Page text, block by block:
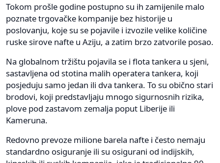
Tokom prošle godine postupno su ih zamijenile malo
poznate trgovačke kompanije bez historije u
poslovanju, koje su se pojavile i izvozile velike količine
ruske sirove nafte u Aziju, a zatim brzo zatvorile posao.
Na globalnom tržištu pojavila se i flota tankera u sjeni,
sastavljena od stotina malih operatera tankera, koji
posjeduju samo jedan ili dva tankera. To su obično stari
brodovi, koji predstavljaju mnogo sigurnosnih rizika,
plove pod zastavom zemalja poput Liberije ili
Kameruna.
Redovno prevoze milione barela nafte i često nemaju
standardno osiguranje ili su osigurani od indijskih,